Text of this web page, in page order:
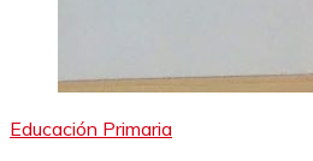
Educación Primaria